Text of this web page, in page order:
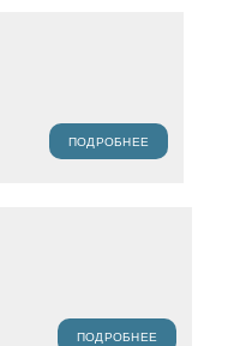
ПОДРОБНЕЕ
ПОДРОБНЕЕ